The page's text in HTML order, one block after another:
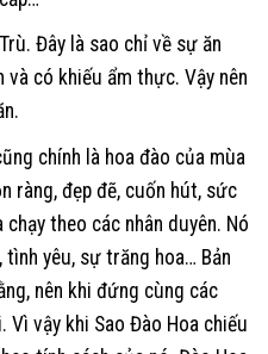
Đây là sao chỉ về sự ăn
có khiếu ẩm thực. Vậy nên
chính là hoa đào của mùa
ràng, đẹp đẽ, cuốn hút, sức
theo các nhân duyên. Nó
yêu, sự trăng hoa… Bản
nên khi đứng cùng các
Vì vậy khi Sao Đào Hoa chiếu